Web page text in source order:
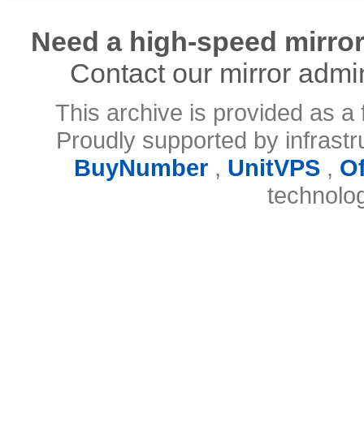
Need a high-speed
Contact our mirror
This archive is provided as
Proudly supported by
BuyNumber, UnitVPS,